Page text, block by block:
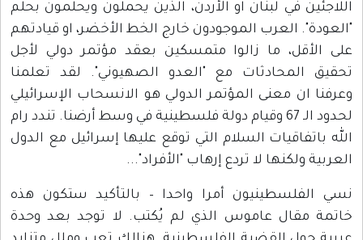
اللاجئين في لبنان او الأردن، الذين يحملون ويحلمون بحلم
"العودة". العرب الموجودون خارج الخط الأخضر، او قيادتهم
على الأقل، ما زالوا متمسكين بعقد مؤتمر دولي لأجل
تحقيق المحادثات مع "العدو الصهيوني". لقد تعلمنا
وعرفنا ان معنى المؤتمر الدولي هو الانسحاب الإسرائيلي
لحدود الـ 67 وقيام دولة فلسطينية في وسط أرضنا. تندد رام
الله باتفاقيات السلام التي توقع عليها إسرائيل مع الدول
العربية ولكنها لا تردع إرهاب "الأفراد"...
نسي الفلسطينيون أمرا واحدا – بالتأكيد ستكون هذه
خاتمة مقال عاموس الذي لم يُكتب. لا توجد بعد وحدة